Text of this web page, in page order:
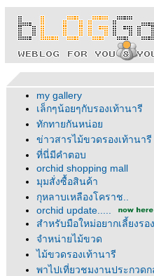
my gallery
เล็กๆน้อยๆกับรองเท้านารี
ทักทายกันหน่อ
ข่าวสารไม้ขวดรองเท้านารี
ที่นี่มีคำตอบ
orchid shopping mall
มุมสั่งซื้อสินค้า
กุหลาบเหลืองโคราช..
orchid update.....
สำหรับมือใหม่อยากเลี้ยงรอง
จำหน่ายไม้ขวด
ไม้ขวดรองเท้านารี
พาไปเที่ยวชมงานประกวดก